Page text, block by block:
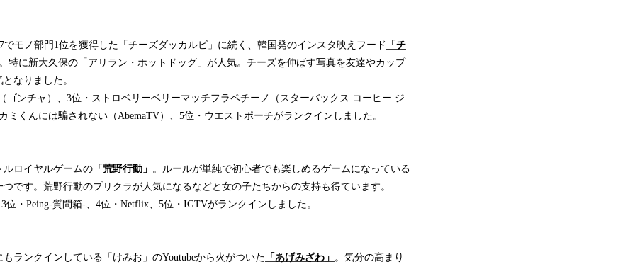
でモノ部門1位を獲得した「チーズダッカルビ」に続く、韓国発のインスタ映えフード
「チ
特に新大久保の「アリラン・ホットドッグ」が人気。チーズを伸ばす写真を友達やカップ
なりました。
ゴンチャ）、3位・ストロベリーベリーマッチフラペチーノ（スターバックス コーヒー ジ
ミくんには騙されない（AbemaTV）、5位・ウエストポーチがランクインしました。
ルロイヤルゲームの 「荒野行動」 。ルールが単純で初心者でも楽しめるゲームになっている
です。荒野行動のプリクラが人気になるなどと女の子たちからの支持も得ています。
位・Peing-質問箱-、4位・Netflix、5位・IGTVがランクインしました。
ランクインしている「けみお」のYoutubeから火がついた 「あげみざわ」 。気分の高まり